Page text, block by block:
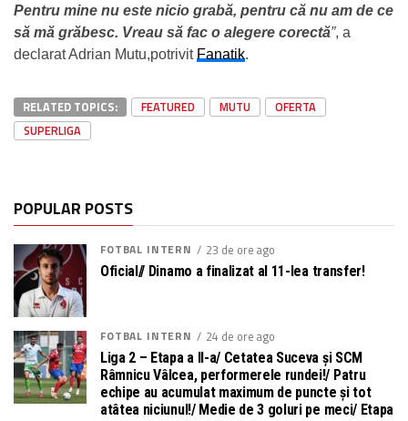
Pentru mine nu este nicio grabă, pentru că nu am de ce
să mă grăbesc. Vreau să fac o alegere corectă”, a
declarat Adrian Mutu,potrivit Fanatik.
RELATED TOPICS: FEATURED MUTU
OFERTA
SUPERLIGA
POPULAR POSTS
FOTBAL INTERN 23 de ore ago
Oficial// Dinamo a finalizat al 11-lea transfer!
FOTBAL INTERN 24 de ore ago
Liga 2 – Etapa a II-a/ Cetatea Suceva și SCM
Râmnicu Vâlcea, performerele rundei!/ Patru
echipe au acumulat maximum de puncte și tot
atâtea niciunul!/ Medie de 3 goluri pe meci/ Etapa